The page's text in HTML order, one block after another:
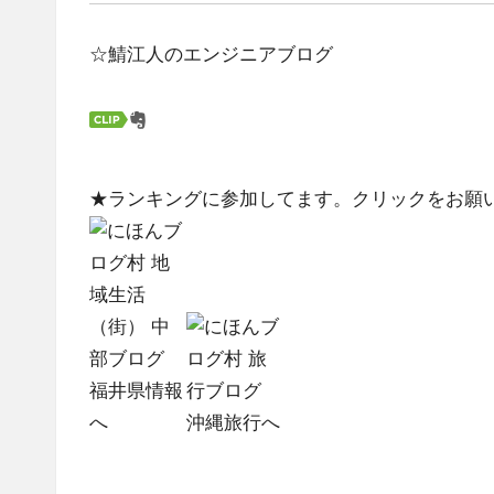
☆鯖江人のエンジニアブログ
★ランキングに参加してます。クリックをお願